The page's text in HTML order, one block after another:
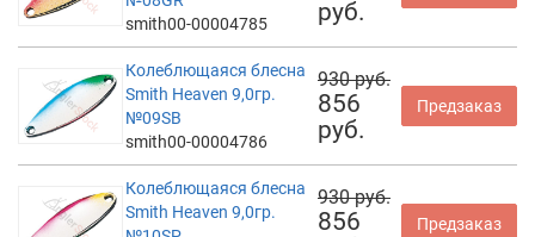
smith00-00004785
руб.
Колеблющаяся блесна
Smith Heaven 9,0гр.
№09SB
smith00-00004786
930 руб.
856
руб.
Предзаказ
Колеблющаяся блесна
Smith Heaven 9,0гр.
930 руб.
856
Предзаказ